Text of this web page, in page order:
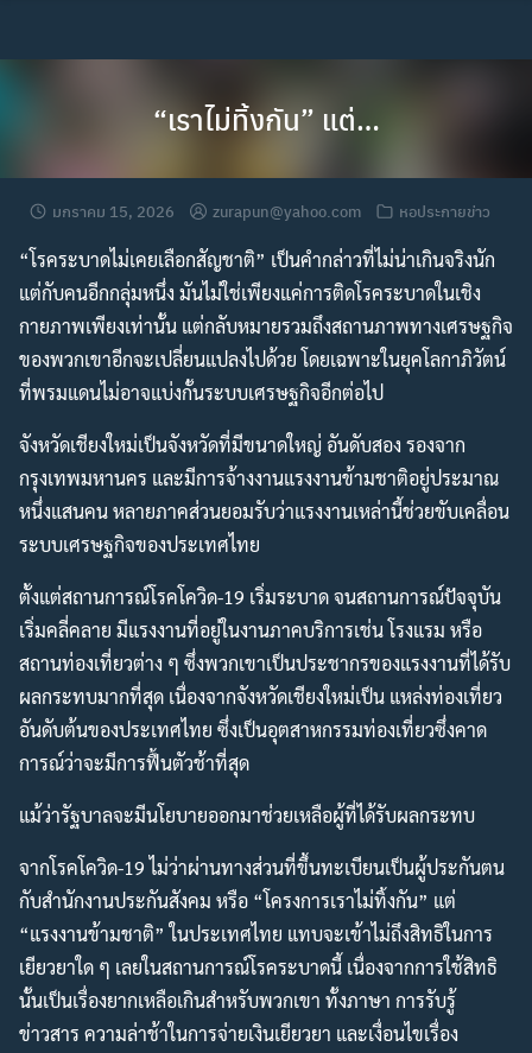
“เราไม่ทิ้งกัน” แต่…
มกราคม 15, 2026 zurapun@yahoo.com หอประกายข่าว
“โรคระบาดไม่เคยเลือกสัญชาติ” เป็นคำกล่าวที่ไม่น่าเกินจริงนัก
แต่กับคนอีกกลุ่มหนึ่ง มันไม่ใช่เพียงแค่การติดโรคระบาดในเชิง
กายภาพเพียงเท่านั้น แต่กลับหมายรวมถึงสถานภาพทางเศรษฐกิจ
ของพวกเขาอีกจะเปลี่ยนแปลงไปด้วย โดยเฉพาะในยุคโลกาภิวัตน์
ที่พรมแดนไม่อาจแบ่งกั้นระบบเศรษฐกิจอีกต่อไป
จังหวัดเชียงใหม่เป็นจังหวัดที่มีขนาดใหญ่ อันดับสอง รองจาก
กรุงเทพมหานคร และมีการจ้างงานแรงงานข้ามชาติอยู่ประมาณ
หนึ่งแสนคน หลายภาคส่วนยอมรับว่าแรงงานเหล่านี้ช่วยขับเคลื่อน
ระบบเศรษฐกิจของประเทศไทย
ตั้งแต่สถานการณ์โรคโควิด-19 เริ่มระบาด จนสถานการณ์ปัจจุบัน
เริ่มคลี่คลาย มีแรงงานที่อยู่ในงานภาคบริการเช่น โรงแรม หรือ
สถานท่องเที่ยวต่าง ๆ ซึ่งพวกเขาเป็นประชากรของแรงงานที่ได้รับ
ผลกระทบมากที่สุด เนื่องจากจังหวัดเชียงใหม่เป็น แหล่งท่องเที่ยว
อันดับต้นของประเทศไทย ซึ่งเป็นอุตสาหกรรมท่องเที่ยวซึ่งคาด
การณ์ว่าจะมีการฟื้นตัวช้าที่สุด
แม้ว่ารัฐบาลจะมีนโยบายออกมาช่วยเหลือผู้ที่ได้รับผลกระทบ
จากโรคโควิด-19 ไม่ว่าผ่านทางส่วนที่ขึ้นทะเบียนเป็นผู้ประกันตน
กับสำนักงานประกันสังคม หรือ “โครงการเราไม่ทิ้งกัน” แต่
“แรงงานข้ามชาติ” ในประเทศไทย แทบจะเข้าไม่ถึงสิทธิในการ
เยียวยาใด ๆ เลยในสถานการณ์โรคระบาดนี้ เนื่องจากการใช้สิทธิ
นั้นเป็นเรื่องยากเหลือเกินสำหรับพวกเขา ทั้งภาษา การรับรู้
ข่าวสาร ความล่าช้าในการจ่ายเงินเยียวยา และเงื่อนไขเรื่อง